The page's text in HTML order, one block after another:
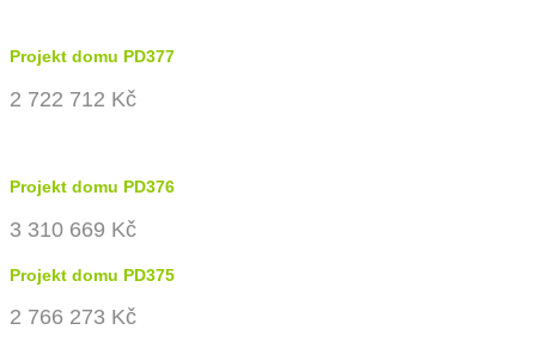
Projekt domu PD377
2 722 712 Kč
Projekt domu PD376
3 310 669 Kč
Projekt domu PD375
2 766 273 Kč